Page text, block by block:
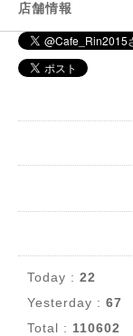
店舗情報
Today : 22
Yesterday : 67
Total : 110602